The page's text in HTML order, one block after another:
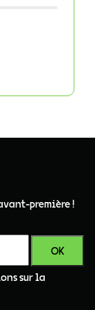
première !
sur la